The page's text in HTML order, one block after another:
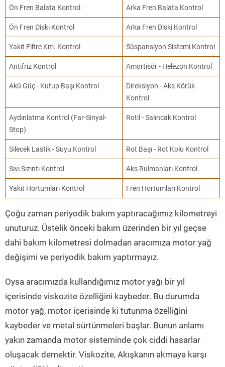
Ön Fren Balata Kontrol Arka Fren Balata Kontrol
Ön Fren Diski Kontrol Arka Fren Diski Kontrol
Yakıt Filtre Km. Kontrol Süspansiyon Sistemi Kontrol
Antifriz Kontrol Amortisör - Helezon Kontrol
Akü Güç - Kutup Başı Kontrol
Direksiyon - Aks Körük
Kontrol
Aydınlatma Kontrol (Far-Sinyal-
Stop)
Rotil - Salıncak Kontrol
Silecek Lastik - Suyu Kontrol Rot Başı - Rot Kolu Kontrol
Sıvı Sızıntı Kontrol Aks Rulmanları Kontrol
Yakıt Hortumları Kontrol Fren Hortumları Kontrol
Çoğu zaman periyodik bakım yaptıracağımız kilometreyi
unuturuz. Üstelik önceki bakım üzerinden bir yıl geçse
dahi bakım kilometresi dolmadan aracımıza motor yağ
değişimi ve periyodik bakım yaptırmayız.
Oysa aracımızda kullandığımız motor yağı bir yıl
içerisinde viskozite özelliğini kaybeder. Bu durumda
motor yağ, motor içerisinde ki tutunma özelliğini
kaybeder ve metal sürtünmeleri başlar. Bunun anlamı
yakın zamanda motor sisteminde çok ciddi hasarlar
oluşacak demektir. Viskozite, Akışkanın akmaya karşı